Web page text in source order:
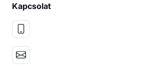
Kapcsolat